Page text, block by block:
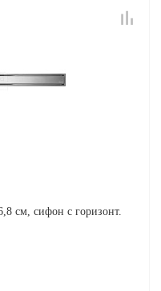
см, сифон с горизонт.